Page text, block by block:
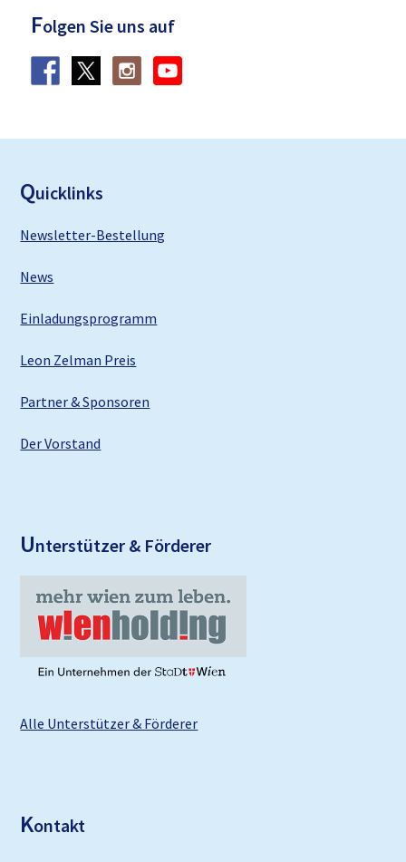
Folgen Sie uns auf
Quicklinks
Newsletter-Bestellung
News
Einladungsprogramm
Leon Zelman Preis
Partner & Sponsoren
Der Vorstand
Unterstützer & Förderer
Alle Unterstützer & Förderer
Kontakt